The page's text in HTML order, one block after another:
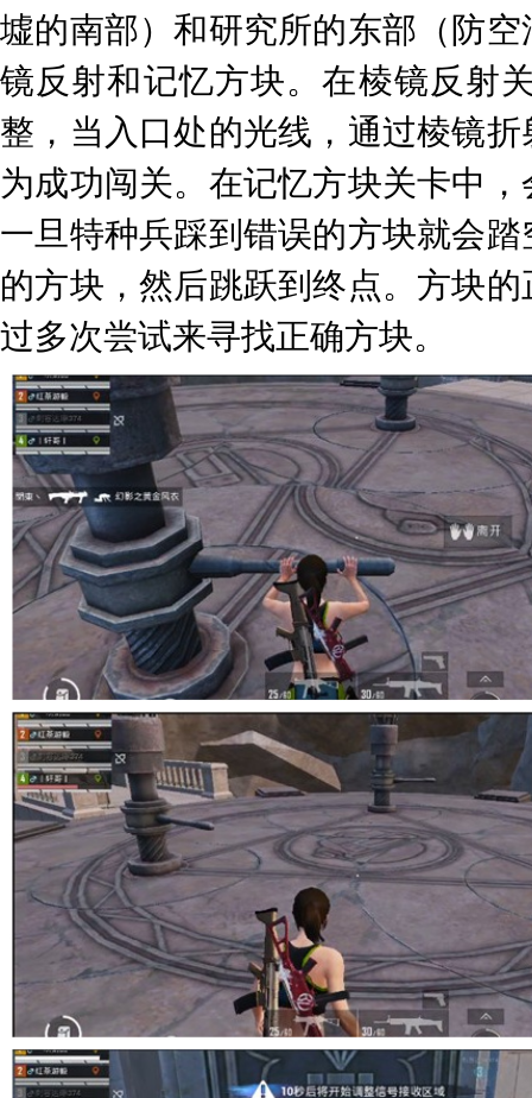
墟的南部）和研究所的东部（防
镜反射和记忆方块。在棱镜反射
整，当入口处的光线，通过棱镜
为成功闯关。在记忆方块关卡中
一旦特种兵踩到错误的方块就会
的方块，然后跳跃到终点。方块
过多次尝试来寻找正确方块。